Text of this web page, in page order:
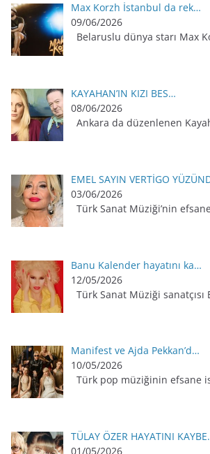
Max Korzh İstanbul da rek…
09/06/2026
Belaruslu dünya starı Max
KAYAHAN’IN KIZI BES…
08/06/2026
Ankara da düzenlenen
EMEL SAYIN VERTİGO
03/06/2026
Türk Sanat Müziği’nin efsane
Banu Kalender hayatını ka…
12/05/2026
Türk Sanat Müziği sanatçısı
Manifest ve Ajda Pekkan’d…
10/05/2026
Türk pop müziğinin efsane
TÜLAY ÖZER HAYATINI
01/05/2026